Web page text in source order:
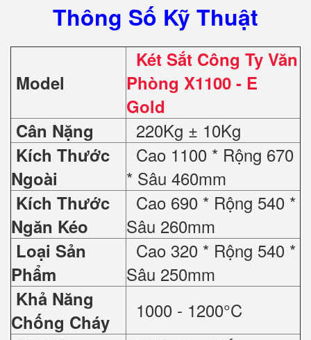
Thông Số Kỹ Thuật
Model
Két Sắt Công Ty Văn
Phòng X1100 - E
Gold
Cân Nặng
220Kg ± 10Kg
Kích Thước
Ngoài
Cao 1100 * Rộng 670
* Sâu 460mm
Kích Thước
Ngăn Kéo
Cao 690 * Rộng 540 *
Sâu 260mm
Loại Sản
Phẩm
Cao 320 * Rộng 540 *
Sâu 250mm
Khả Năng
Chống Cháy
1000 - 1200°C